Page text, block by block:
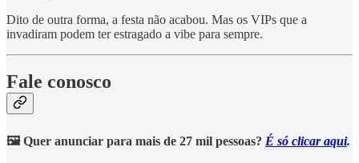
Dito de outra forma, a festa não acabou. Mas os VIPs que a
invadiram podem ter estragado a vibe para sempre.
Fale conosco
🖼️ Quer anunciar para mais de 27 mil pessoas? É só clicar aqui.